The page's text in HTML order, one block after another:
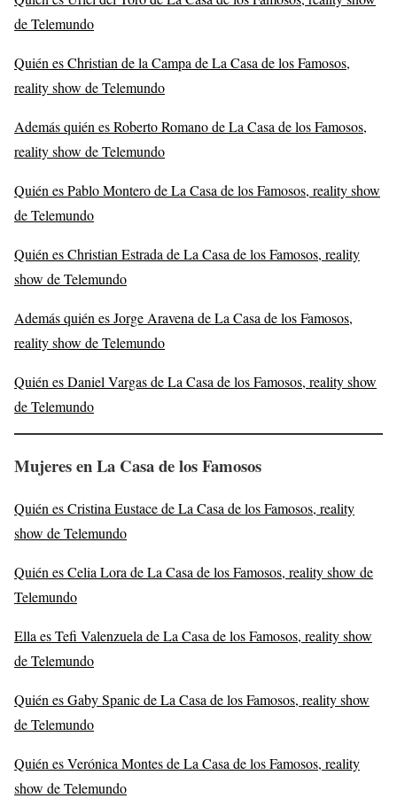
de Telemundo
Quién es Christian de la Campa de La Casa de los Famosos,
reality show de Telemundo
Además quién es Roberto Romano de La Casa de los Famosos,
reality show de Telemundo
Quién es Pablo Montero de La Casa de los Famosos, reality show
de Telemundo
Quién es Christian Estrada de La Casa de los Famosos, reality
show de Telemundo
Además quién es Jorge Aravena de La Casa de los Famosos,
reality show de Telemundo
Quién es Daniel Vargas de La Casa de los Famosos, reality show
de Telemundo
Mujeres en La Casa de los Famosos
Quién es Cristina Eustace de La Casa de los Famosos, reality
show de Telemundo
Quién es Celia Lora de La Casa de los Famosos, reality show de
Telemundo
Ella es Tefi Valenzuela de La Casa de los Famosos, reality show
de Telemundo
Quién es Gaby Spanic de La Casa de los Famosos, reality show
de Telemundo
Quién es Verónica Montes de La Casa de los Famosos, reality
show de Telemundo